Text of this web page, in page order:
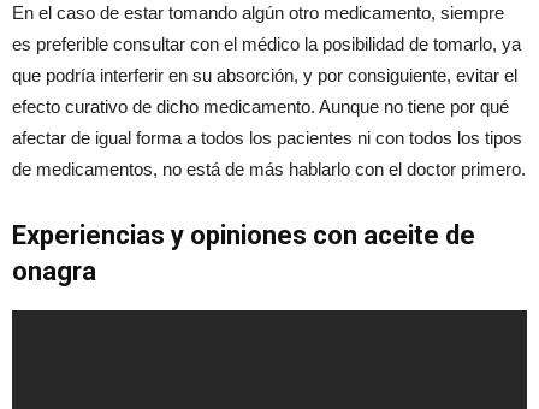
En el caso de estar tomando algún otro medicamento, siempre
es preferible consultar con el médico la posibilidad de tomarlo, ya
que podría interferir en su absorción, y por consiguiente, evitar el
efecto curativo de dicho medicamento. Aunque no tiene por qué
afectar de igual forma a todos los pacientes ni con todos los tipos
de medicamentos, no está de más hablarlo con el doctor primero.
Experiencias y opiniones con aceite de
onagra